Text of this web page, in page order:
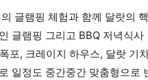
글램핑 체험과 함께 달랏의
글램핑 그리고 BBQ 저녁식사
포, 크레이지 하우스, 달랏 기
일정도 중간중간 맞춤형으로